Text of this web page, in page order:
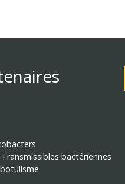
bactériennes